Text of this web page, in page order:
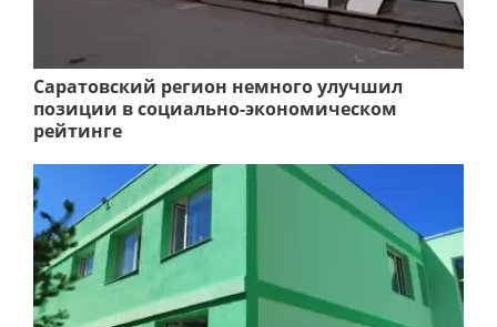
Саратовский регион немного улучшил
позиции в социально-экономическом
рейтинге